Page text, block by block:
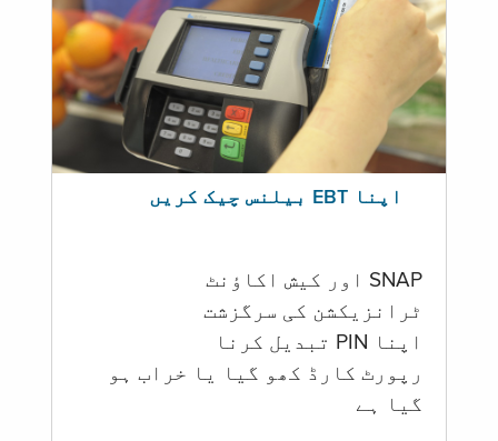
اپنا EBT بیلنس چیک کریں
SNAP اور کیش اکاؤنٹ
ٹرانزیکشن کی سرگزشت
اپنا PIN تبدیل کرنا
رپورٹ کارڈ کھو گیا یا خراب ہو
گيا ہے